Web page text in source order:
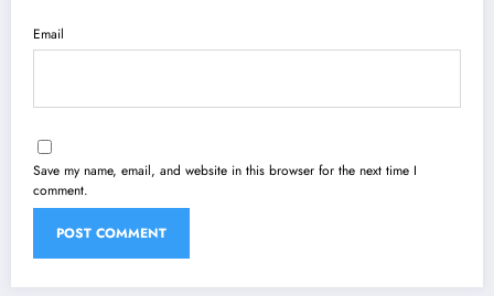
Email
Save my name, email, and website in this browser for the next time I
comment.